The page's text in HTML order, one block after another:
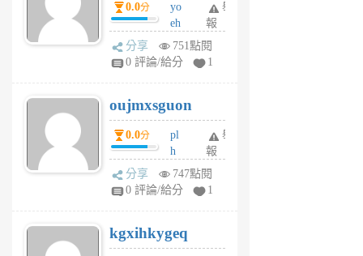
m
v
A
V
個
月
前
0.0分
yo
eh
ld
gy
個
月
前
舉
報
分享
751點閱
0 評論/給分
1
oujmxsguon
0.0分
pl
h
wi
w
6
個
舉
報
分享
747點閱
0 評論/給分
1
kgxihkygeq